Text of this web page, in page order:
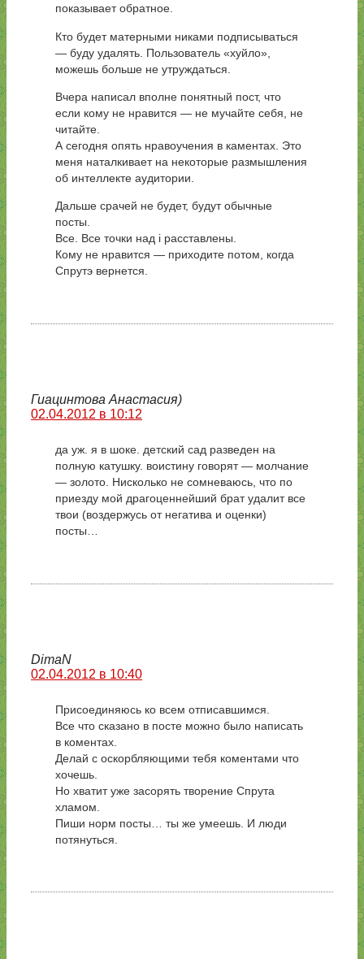
показывает обратное.
Кто будет матерными никами подписываться
— буду удалять. Пользователь «хуйло»,
можешь больше не утруждаться.
Вчера написал вполне понятный пост, что
если кому не нравится — не мучайте себя, не
читайте.
А сегодня опять нравоучения в каментах. Это
меня наталкивает на некоторые размышления
об интеллекте аудитории.
Дальше срачей не будет, будут обычные
посты.
Все. Все точки над i расставлены.
Кому не нравится — приходите потом, когда
Спрутэ вернется.
Гиацинтова Анастасия)
02.04.2012 в 10:12
да уж. я в шоке. детский сад разведен на
полную катушку. воистину говорят — молчание
— золото. Нисколько не сомневаюсь, что по
приезду мой драгоценнейший брат удалит все
твои (воздержусь от негатива и оценки)
посты…
DimaN
02.04.2012 в 10:40
Присоединяюсь ко всем отписавшимся.
Все что сказано в посте можно было написать
в коментах.
Делай с оскорбляющими тебя коментами что
хочешь.
Но хватит уже засорять творение Спрута
хламом.
Пиши норм посты… ты же умеешь. И люди
потянуться.